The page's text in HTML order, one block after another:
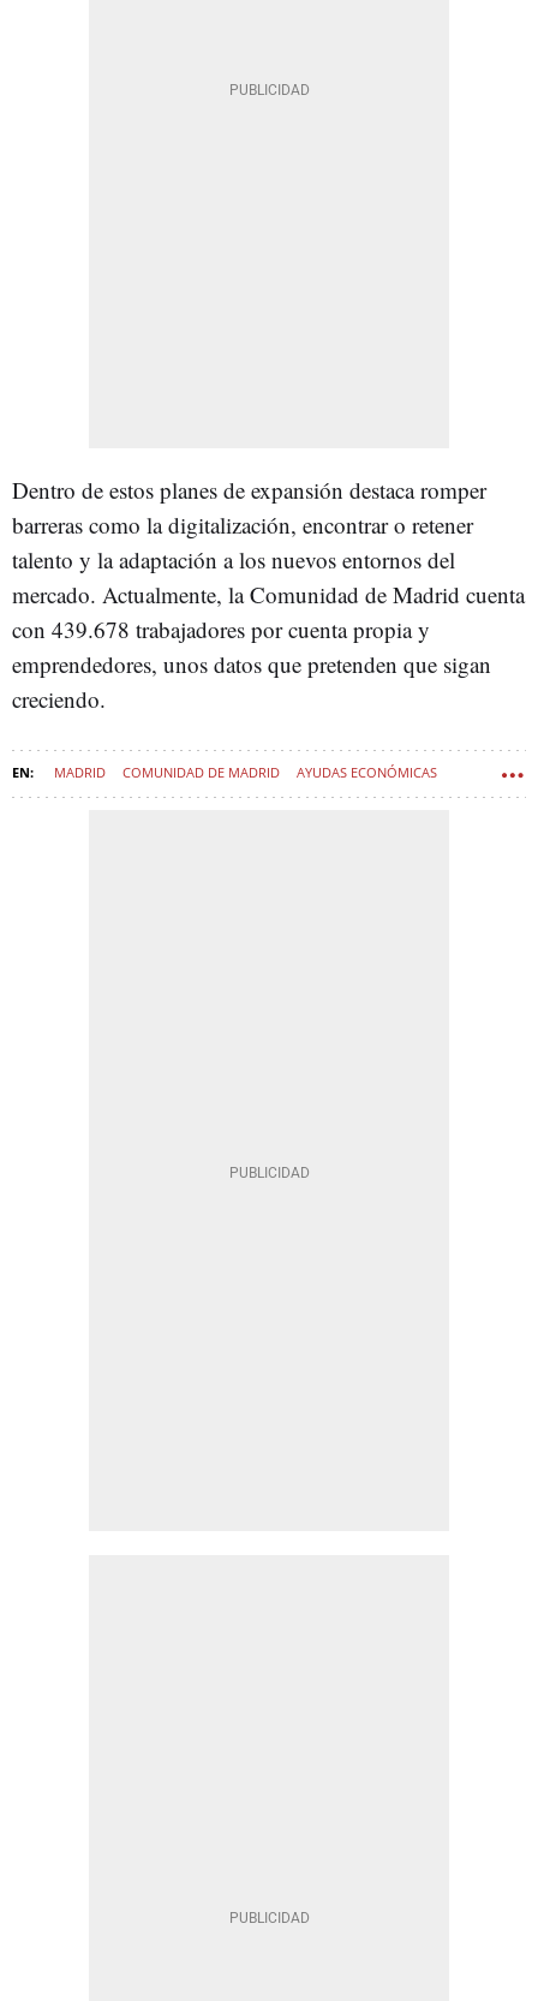
Dentro de estos planes de expansión destaca romper
barreras como la digitalización, encontrar o retener
talento y la adaptación a los nuevos entornos del
mercado. Actualmente, la Comunidad de Madrid cuenta
con 439.678 trabajadores por cuenta propia y
emprendedores, unos datos que pretenden que sigan
creciendo.
MADRID COMUNIDAD DE MADRID AYUDAS ECONÓMICAS